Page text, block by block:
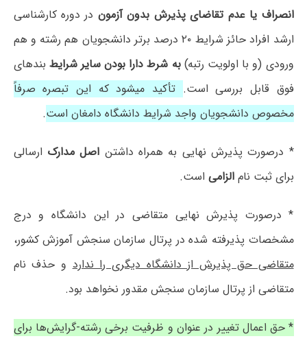
انصراف یا عدم تقاضای پذیرش بدون آزمون در دوره کارشناسی
ارشد افراد حائز شرایط ۲۰ درصد برتر دانشجویان هم رشته و هم
ورودی (و با اولویت رتبه)به شرط دارا بودن سایر شرایط بندهای
فوق قابل بررسی است. تأکید میشود که این تبصره صرفاً
مخصوص دانشجویان واجد شرایط دانشگاه دامغان است.
* درصورت پذیرش نهایی به همراه داشتن اصل مدارک ارسالی
برای ثبت نامالزامی است.
* درصورت پذیرش نهایی متقاضی در این دانشگاه و درج
مشخصات پذیرفته شده در پرتال سازمان سنجش آموزش کشور،
متقاضی حق پذیرش از دانشگاه دیگری را نداردو حذف نام
متقاضی از پرتال سازمان سنجش مقدور نخواهد بود.
* حق اعمال تغییر در عنوان و ظرفیت برخی رشته-گرایش‌ها برای